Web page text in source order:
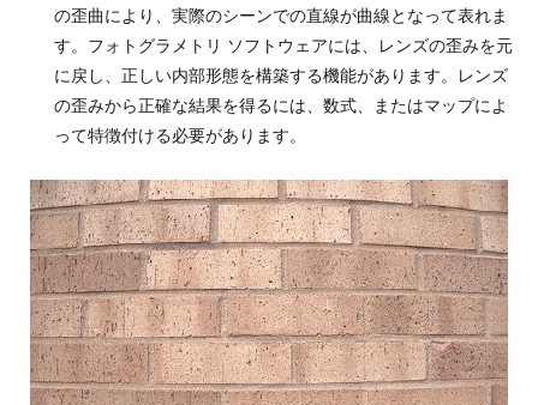
の歪曲により、実際のシーンでの直線が曲線となって表れま
す。フォトグラメトリ ソフトウェアには、レンズの歪みを元
に戻し、正しい内部形態を構築する機能があります。レンズ
の歪みから正確な結果を得るには、数式、またはマップによ
って特徴付ける必要があります。